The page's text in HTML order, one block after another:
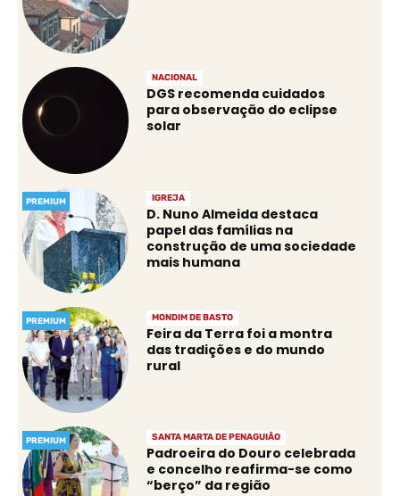
NACIONAL
DGS recomenda cuidados
para observação do eclipse
solar
PREMIUM IGREJA
D. Nuno Almeida destaca
papel das famílias na
construção de uma sociedade
mais humana
PREMIUM MONDIM DE BASTO
Feira da Terra foi a montra
das tradições e do mundo
rural
PREMIUM SANTA MARTA DE PENAGUIÃO
Padroeira do Douro celebrada
e concelho reafirma-se como
“berço” da região